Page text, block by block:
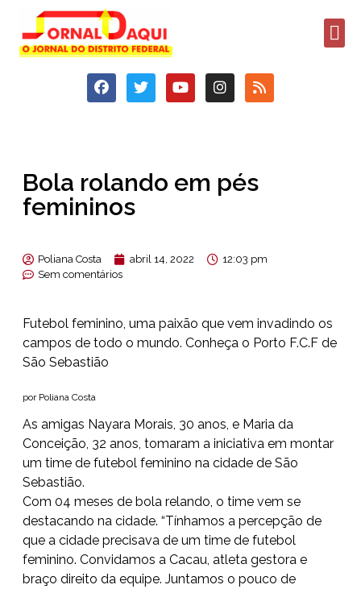
Bola rolando em pés
femininos
Poliana Costa abril 14, 2022
12:03 pm
Sem comentários
Futebol feminino, uma paixão que vem invadindo os
campos de todo o mundo. Conheça o Porto F.C.F de
São Sebastião
por Poliana Costa
As amigas Nayara Morais, 30 anos, e Maria da
Conceição, 32 anos, tomaram a iniciativa em montar
um time de futebol feminino na cidade de São
Sebastião.
Com 04 meses de bola relando, o time vem se
destacando na cidade. “Tínhamos a percepção de
que a cidade precisava de um time de futebol
feminino. Convidamos a Cacau, atleta gestora e
braço direito da equipe. Juntamos o pouco de